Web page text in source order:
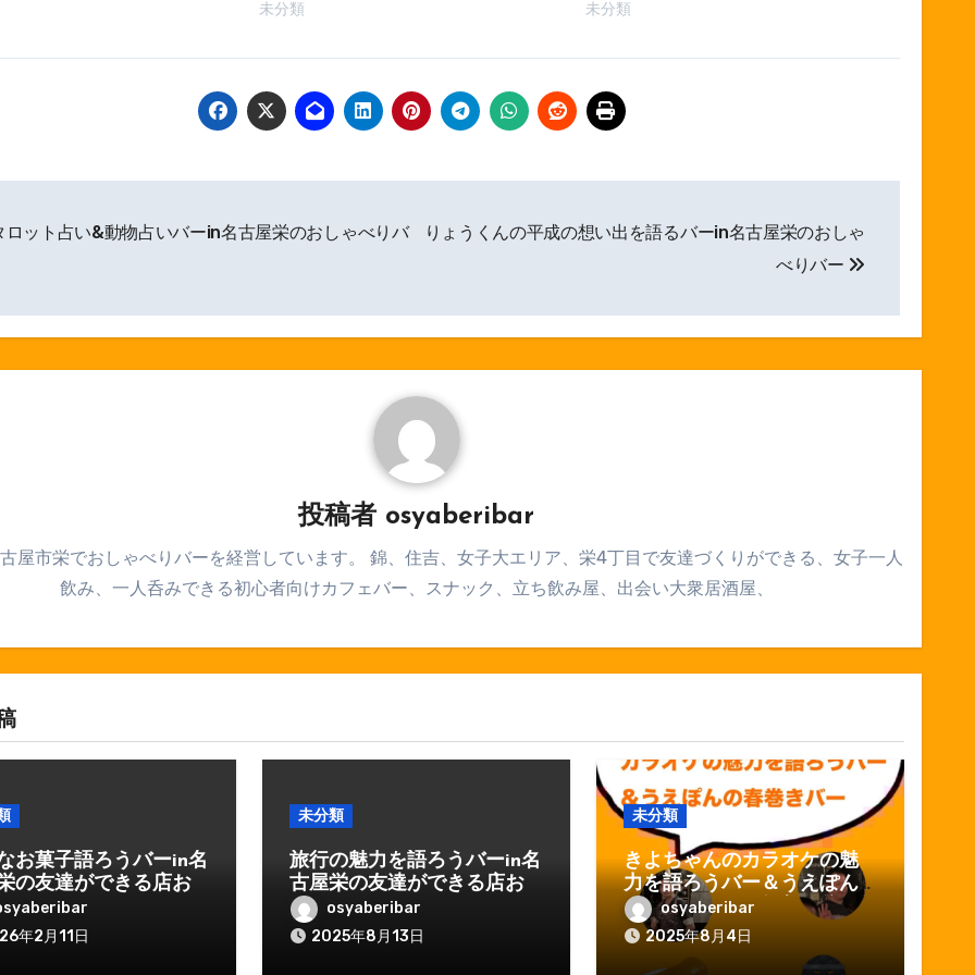
未分類
未分類
ロット占い&動物占いバーin名古屋栄のおしゃべりバ
りょうくんの平成の想い出を語るバーin名古屋栄のおしゃ
べりバー
投稿者 osyaberibar
屋市栄でおしゃべりバーを経営しています。 錦、住吉、女子大エリア、栄4丁目で友達づくりができる、女子一人
飲み、一人呑みできる初心者向けカフェバー、スナック、立ち飲み屋、出会い大衆居酒屋、
お菓子語ろうバーin名
の友達ができる店お
りバー
年2月11日
未分類
旅行の魅力を語ろうバーin名
古屋栄の友達ができる店お
しゃべりバー
osyaberibar
2025年8月13日
未分類
きよちゃんのカラオケの魅
力を語ろうバー＆うえぽん
の春巻きバーin名古屋栄の友
達ができる店おしゃべりバ
osyaberibar
2025年8月4日